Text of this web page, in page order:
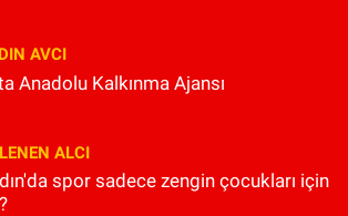
AVCI
Anadolu Kalkınma Ajansı
ALCI
spor sadece zengin çocukları için